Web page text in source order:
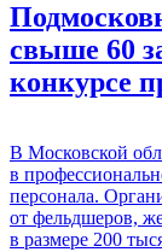
свыше 60
конкурсе
В Московской
в
персонала.
от фельдшеров,
в размере 200